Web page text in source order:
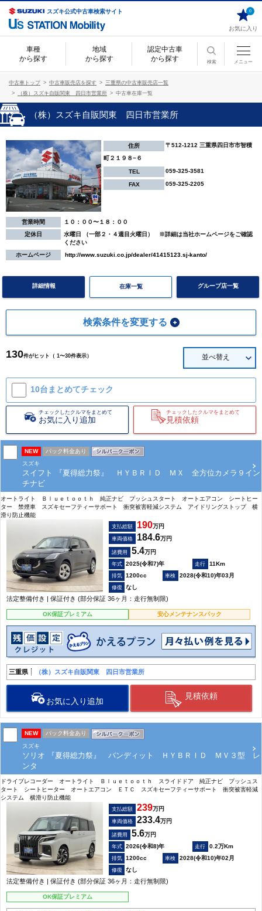
スズキ公式中古車検索サイト
お気に入り
0
車種
から探す
地域
から探す
認定中古車
から探す
検索 メニュー
中古車トップ 中古車販売店を探す
三重県の中古車販売店一覧
（株）スズキ自販関東 四日市営業所
中古車在庫一覧
（株）スズキ自販関東 四日市営業所
住所 〒512-1212 三重県四日市市智積
町２１９８−６
TEL 059-325-3581
FAX 059-325-2205
営業時間
１０：００〜１８：００
定休日
水曜日 （一部２・４週目火曜日） ※詳細は当社ホームページをご確認
ください
ホームページ
http://www.suzuki.co.jp/dealer/41415123.sj-kanto/
詳細情報 在庫一覧 グループ店一覧
検索条件を変更する
130件がヒット（ 1〜30件表示） 並べ替え
10台まとめてチェック
チェックしたクルマをまとめて
お気に入り追加
チェックしたクルマをまとめて
見積依頼
NEW
パック料金あり
スズキ
スイフト 『夏得総力祭』 ＨＹＢＲＩＤ ＭＸ 全方位カメラ９イン
チナビ
オートライト Ｂｌｕｅｔｏｏｔｈ 純正ナビ プッシュスタート オートエアコン シートヒー
ター 禁煙車 スズキセーフティーサポート 衝突被害軽減システム アイドリングストップ 横
滑り防止機能
支払総額 190万円
車両価格 184.6万円
諸費用 5.4万円
2025(令和7)年
11Km
1200cc
2028(令和10)年03月
なし
法定整備付き | 保証付き (部分保証 36ヶ月：走行無制限)
OK保証プレミアム 安心メンテナンスパック
三重県 （株）スズキ自販関東 四日市営業所
お気に入り追加
見積依頼
NEW
パック料金あり
スズキ
ソリオ 『夏得総力祭』 バンディット ＨＹＢＲＩＤ ＭＶ３型 レ
ンタ
ドライブレコーダー オートライト Ｂｌｕｅｔｏｏｔｈ スライドドア 純正ナビ プッシュス
タート シートヒーター オートエアコン ＥＴＣ スズキセーフティーサポート 衝突被害軽減
システム 横滑り防止機能
支払総額 239万円
車両価格 233.4万円
諸費用 5.6万円
2026(令和8)年
0.2万Km
1200cc
2028(令和10)年02月
なし
法定整備付き | 保証付き (部分保証 36ヶ月：走行無制限)
OK保証プレミアム